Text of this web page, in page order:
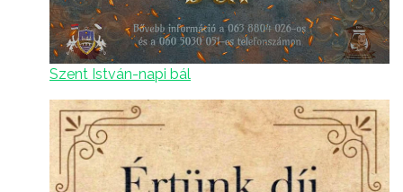
Szent István-napi bál